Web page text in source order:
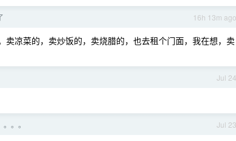
16h 13m ago
凉菜的，卖炒饭的，卖烧腊的，也去租个门面，我在想，卖
Jul 24
Jul 23
。。